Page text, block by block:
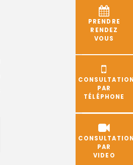
PRENDRE
RENDEZ
VOUS
PAR
TÉLÉPHONE
PAR
VIDEO